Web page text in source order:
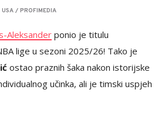
/ PROFIMEDIA
Aleksanderponio je titulu
lige u sezoni 2025/26! Tako je
ostao praznih šaka nakon istorijske
učinka, ali je timski uspjeh